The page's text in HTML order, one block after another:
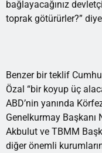
bağlayacağınız
toprak götürürler?”
Benzer bir teklif
Özal “bir koyup üç
ABD’nin yanında
Genelkurmay Başkanı
Akbulut ve TBMM
diğer önemli